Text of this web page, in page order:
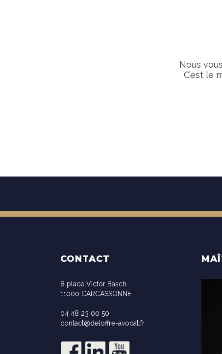
Nous
C’est le
CONTACT
8 place Victor Basch
11000 CARCASSONNE
04 48 23 00 50
contact@deloffre-avocat.fr